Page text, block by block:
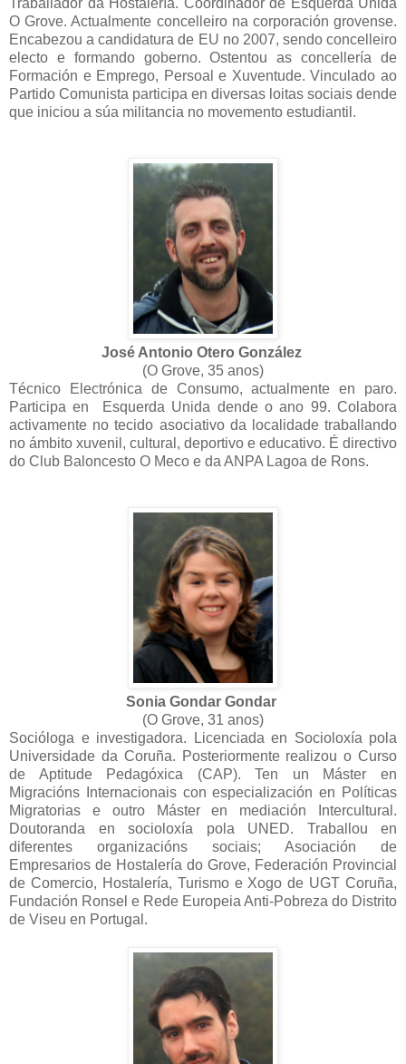
Traballador da Hostalería. Coordinador de Esquerda Unida
O Grove. Actualmente concelleiro na corporación grovense.
Encabezou a candidatura de EU no 2007, sendo concelleiro
electo e formando goberno. Ostentou as concellería de
Formación e Emprego, Persoal e Xuventude. Vinculado ao
Partido Comunista participa en diversas loitas sociais dende
que iniciou a súa militancia no movemento estudiantil.
José Antonio Otero González
(O Grove, 35 anos)
Técnico Electrónica de Consumo, actualmente en paro.
Participa en Esquerda Unida dende o ano 99. Colabora
activamente no tecido asociativo da localidade traballando
no ámbito xuvenil, cultural, deportivo e educativo. É directivo
do Club Baloncesto O Meco e da ANPA Lagoa de Rons.
Sonia Gondar Gondar
(O Grove, 31 anos)
Socióloga e investigadora. Licenciada en Socioloxía pola
Universidade da Coruña. Posteriormente realizou o Curso
de Aptitude Pedagóxica (CAP). Ten un Máster en
Migracións Internacionais con especialización en Políticas
Migratorias e outro Máster en mediación Intercultural.
Doutoranda en socioloxía pola UNED. Traballou en
diferentes organizacións sociais; Asociación de
Empresarios de Hostalería do Grove, Federación Provincial
de Comercio, Hostalería, Turismo e Xogo de UGT Coruña,
Fundación Ronsel e Rede Europeia Anti-Pobreza do Distrito
de Viseu en Portugal.